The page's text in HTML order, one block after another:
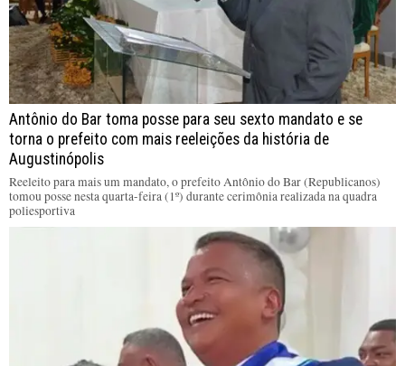
Antônio do Bar toma posse para seu sexto mandato e se
torna o prefeito com mais reeleições da história de
Augustinópolis
Reeleito para mais um mandato, o prefeito Antônio do Bar (Republicanos)
tomou posse nesta quarta-feira (1º) durante cerimônia realizada na quadra
poliesportiva